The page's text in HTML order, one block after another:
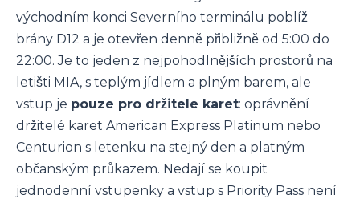
východním konci Severního terminálu poblíž
brány D12 a je otevřen denně přibližně od 5:00 do
22:00. Je to jeden z nejpohodlnějších prostorů na
letišti MIA, s teplým jídlem a plným barem, ale
vstup je pouze pro držitele karet: oprávnění
držitelé karet American Express Platinum nebo
Centurion s letenku na stejný den a platným
občanským průkazem. Nedají se koupit
jednodenní vstupenky a vstup s Priority Pass není